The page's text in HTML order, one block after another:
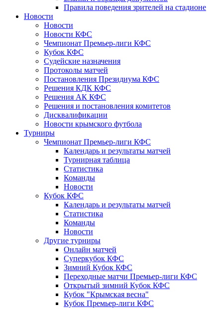
Правила поведения зрителей на стадионе
Новости
Новости
Новости КФС
Чемпионат Премьер-лиги КФС
Кубок КФС
Судейские назначения
Протоколы матчей
Постановления Президиума КФС
Решения КДК КФС
Решения АК КФС
Решения и постановления комитетов
Дисквалификации
Новости крымского футбола
Турниры
Чемпионат Премьер-лиги КФС
Календарь и результаты матчей
Турнирная таблица
Статистика
Команды
Новости
Кубок КФС
Календарь и результаты матчей
Статистика
Команды
Новости
Другие турниры
Онлайн матчей
Суперкубок КФС
Зимний Кубок КФС
Переходные матчи Премьер-лиги КФС
Открытый зимний Кубок КФС
Кубок "Крымская весна"
Кубок Премьер-лиги КФС